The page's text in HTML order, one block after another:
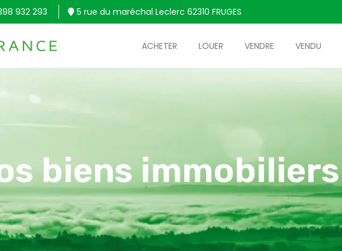
932 293 5 rue du maréchal Leclerc 62310 FRUGES
ACHETER LOUER VENDRE VENDU
biens immobiliers